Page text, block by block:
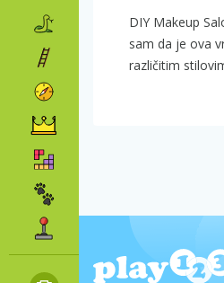
DIY Makeup
sam da je ova
različitim